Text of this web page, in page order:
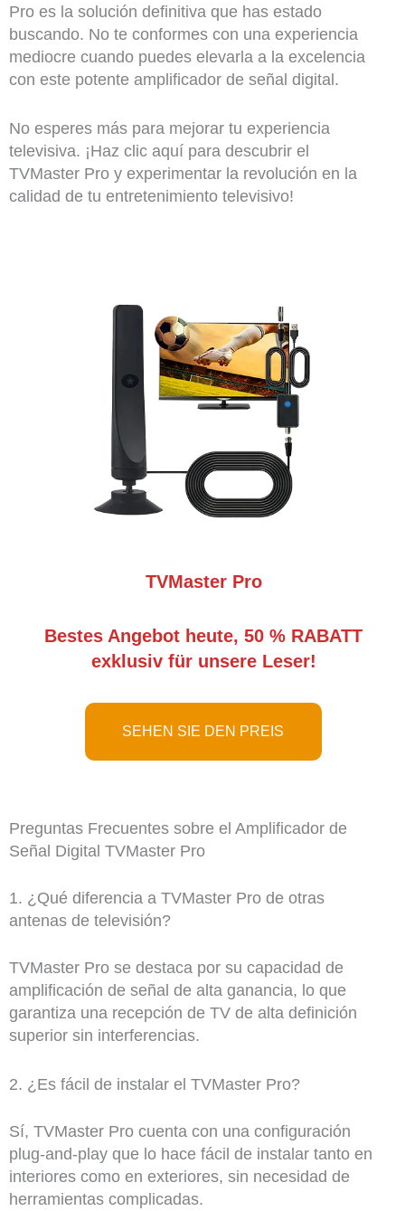
Pro es la solución definitiva que has estado
buscando. No te conformes con una experiencia
mediocre cuando puedes elevarla a la excelencia
con este potente amplificador de señal digital.
No esperes más para mejorar tu experiencia
televisiva. ¡Haz clic aquí para descubrir el
TVMaster Pro y experimentar la revolución en la
calidad de tu entretenimiento televisivo!
TVMaster Pro
Bestes Angebot heute, 50 % RABATT
exklusiv für unsere Leser!
SEHEN SIE DEN PREIS
Preguntas Frecuentes sobre el Amplificador de
Señal Digital TVMaster Pro
1. ¿Qué diferencia a TVMaster Pro de otras
antenas de televisión?
TVMaster Pro se destaca por su capacidad de
amplificación de señal de alta ganancia, lo que
garantiza una recepción de TV de alta definición
superior sin interferencias.
2. ¿Es fácil de instalar el TVMaster Pro?
Sí, TVMaster Pro cuenta con una configuración
plug-and-play que lo hace fácil de instalar tanto en
interiores como en exteriores, sin necesidad de
herramientas complicadas.